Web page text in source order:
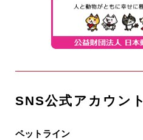
SNS公式アカウント
ペットライン